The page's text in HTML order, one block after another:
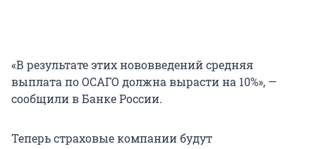
«В результате этих нововведений средняя
выплата по ОСАГО должна вырасти на 10%», —
сообщили в Банке России.
Теперь страховые компании будут